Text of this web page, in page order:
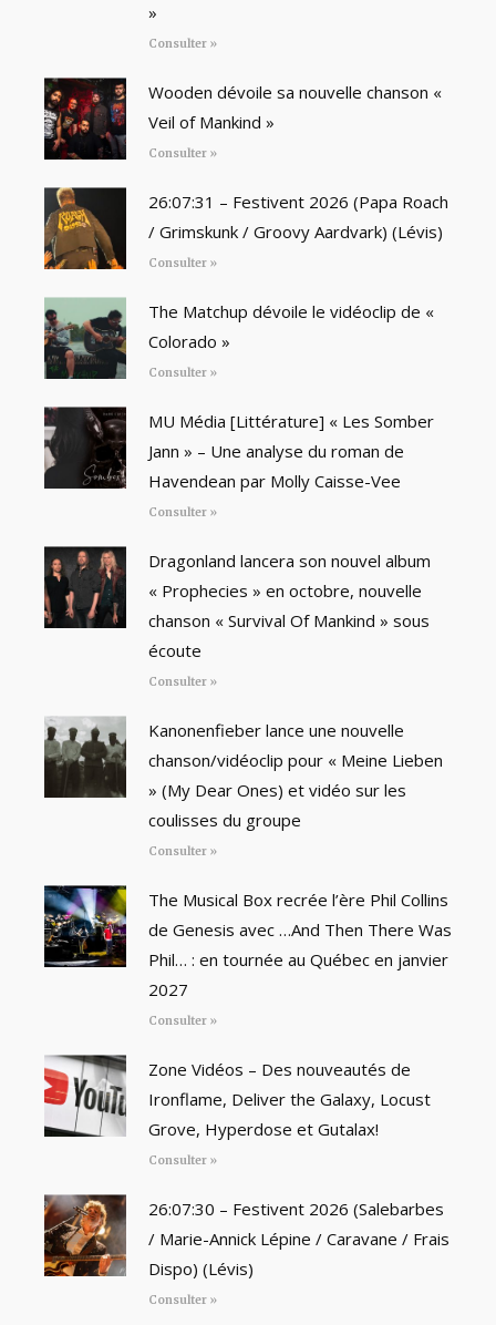
»
Consulter »
Wooden dévoile sa nouvelle chanson «
Veil of Mankind »
Consulter »
26:07:31 – Festivent 2026 (Papa Roach
/ Grimskunk / Groovy Aardvark) (Lévis)
Consulter »
The Matchup dévoile le vidéoclip de «
Colorado »
Consulter »
MU Média [Littérature] « Les Somber
Jann » – Une analyse du roman de
Havendean par Molly Caisse-Vee
Consulter »
Dragonland lancera son nouvel album
« Prophecies » en octobre, nouvelle
chanson « Survival Of Mankind » sous
écoute
Consulter »
Kanonenfieber lance une nouvelle
chanson/vidéoclip pour « Meine Lieben
» (My Dear Ones) et vidéo sur les
coulisses du groupe
Consulter »
The Musical Box recrée l’ère Phil Collins
de Genesis avec …And Then There Was
Phil… : en tournée au Québec en janvier
2027
Consulter »
Zone Vidéos – Des nouveautés de
Ironflame, Deliver the Galaxy, Locust
Grove, Hyperdose et Gutalax!
Consulter »
26:07:30 – Festivent 2026 (Salebarbes
/ Marie-Annick Lépine / Caravane / Frais
Dispo) (Lévis)
Consulter »